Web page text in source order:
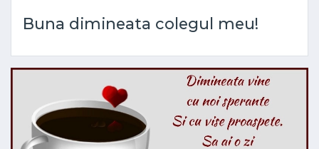
Buna dimineata colegul meu!